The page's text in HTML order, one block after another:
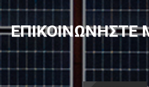
ΕΠΙΚΟΙΝΩΝΗΣΤΕ